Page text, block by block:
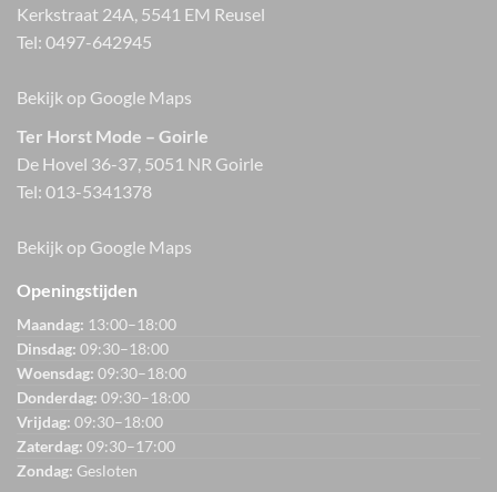
Kerkstraat 24A, 5541 EM Reusel
Tel: 0497-642945
Bekijk op Google Maps
Ter Horst Mode – Goirle
De Hovel 36-37, 5051 NR Goirle
Tel: 013-5341378
Bekijk op Google Maps
Openingstijden
Maandag: 13:00–18:00
Dinsdag: 09:30–18:00
Woensdag: 09:30–18:00
Donderdag: 09:30–18:00
Vrijdag: 09:30–18:00
Zaterdag: 09:30–17:00
Zondag: Gesloten